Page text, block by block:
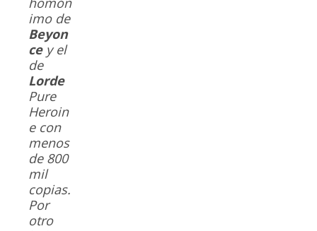
imo de
Beyon
cey el
de
Lorde
Pure
Heroin
econ
menos
de 800
mil
copias.
Por
otro